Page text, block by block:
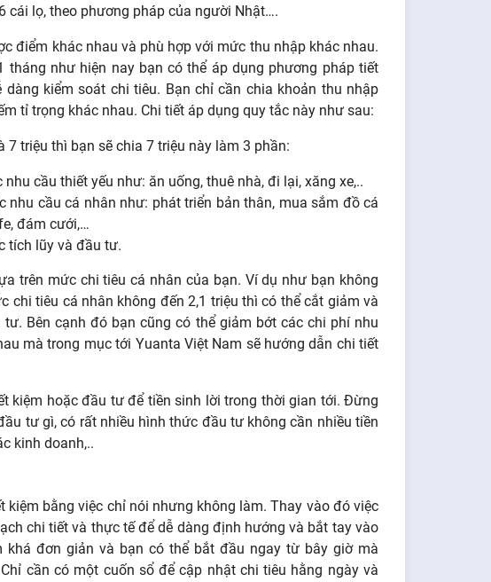
cái lọ, theo phương pháp của người Nhật….
điểm khác nhau và phù hợp với mức thu nhập khác nhau.
như hiện nay bạn có thể áp dụng phương pháp tiết
kiểm soát chi tiêu. Bạn chỉ cần chia khoản thu nhập
tỉ trọng khác nhau. Chi tiết áp dụng quy tắc này như sau:
triệu thì bạn sẽ chia 7 triệu này làm 3 phần:
cầu thiết yếu như: ăn uống, thuê nhà, đi lại, xăng xe,..
nhu cầu cá nhân như: phát triển bản thân, mua sắm đồ cá
đám cưới,…
tích lũy và đầu tư.
trên mức chi tiêu cá nhân của bạn. Ví dụ như bạn không
chi tiêu cá nhân không đến 2,1 triệu thì có thể cắt giảm và
Bên cạnh đó bạn cũng có thể giảm bớt các chi phí nhu
mà trong mục tới Yuanta Việt Nam sẽ hướng dẫn chi tiết
kiệm hoặc đầu tư để tiền sinh lời trong thời gian tới. Đừng
tư gì, có rất nhiều hình thức đầu tư không cần nhiều tiền
kinh doanh,..
kiệm bằng việc chỉ nói nhưng không làm. Thay vào đó việc
chi tiết và thực tế để dễ dàng định hướng và bắt tay vào
khá đơn giản và bạn có thể bắt đầu ngay từ bây giờ mà
cần có một cuốn sổ để cập nhật chi tiêu hằng ngày và